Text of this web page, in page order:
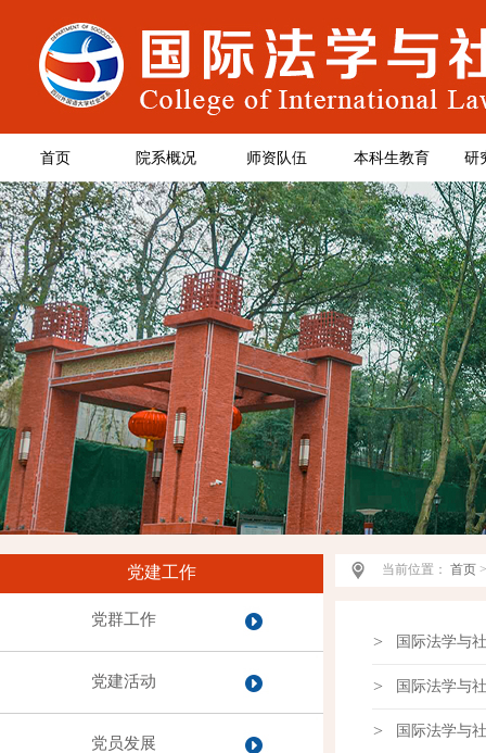
首页 院系概况 师资队伍 本科生教育 研
党建工作
党群工作
党建活动
党员发展
当前位置： 首页
> 国际法学与
> 国际法学与
> 国际法学与